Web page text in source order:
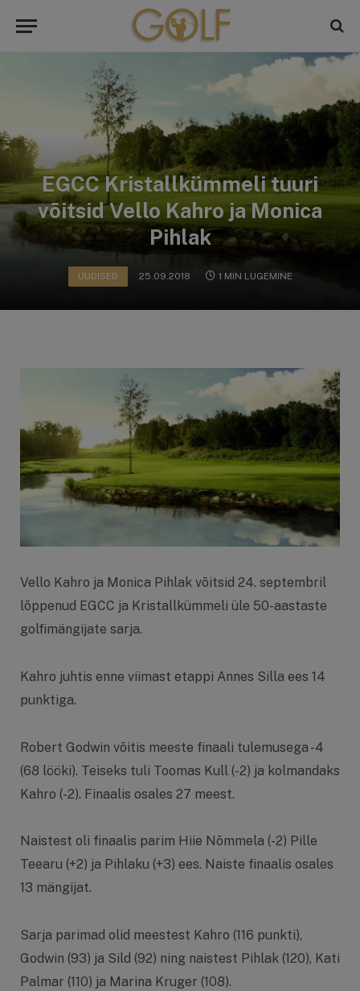
EGCC Kristallkümmeli tuuri
võitsid Vello Kahro ja Monica
Pihlak
UUDISED 25.09.2018 1 MIN LUGEMINE
Vello Kahro ja Monica Pihlak võitsid 24. septembril
lõppenud EGCC ja Kristallkümmeli üle 50-aastaste
golfimängijate sarja.
Kahro juhtis enne viimast etappi Annes Silla ees 14
punktiga.
Robert Godwin võitis meeste finaali tulemusega -4
(68 lööki). Teiseks tuli Toomas Kull (-2) ja kolmandaks
Kahro (-2). Finaalis osales 27 meest.
Naistest oli finaalis parim Hiie Nõmmela (-2) Pille
Teearu (+2) ja Pihlaku (+3) ees. Naiste finaalis osales
13 mängijat.
Sarja parimad olid meestest Kahro (116 punkti),
Godwin (93) ja Sild (92) ning naistest Pihlak (120), Kati
Palmar (110) ja Marina Kruger (108).